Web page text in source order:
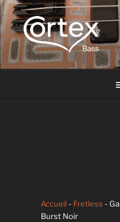
CORTEX
Express your creative flow
Accueil - Fretless -
Burst Noir